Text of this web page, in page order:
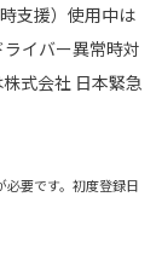
支援）使用中は
イバー異常時対
式会社 日本緊急
要です。初度登録日